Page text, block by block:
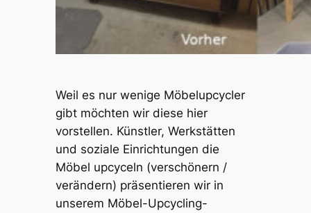
Weil es nur wenige Möbelupcycler
gibt möchten wir diese hier
vorstellen. Künstler, Werkstätten
und soziale Einrichtungen die
Möbel upcyceln (verschönern /
verändern) präsentieren wir in
unserem Möbel-Upcycling-